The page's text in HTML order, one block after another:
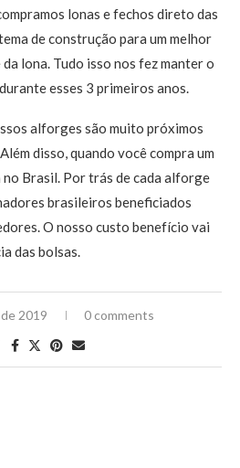
lonas e fechos direto das
de construção para um melhor
lona. Tudo isso nos fez manter o
esses 3 primeiros anos.
alforges são muito próximos
disso, quando você compra um
Brasil. Por trás de cada alforge
brasileiros beneficiados
O nosso custo benefício vai
das bolsas.
2019 0 comments